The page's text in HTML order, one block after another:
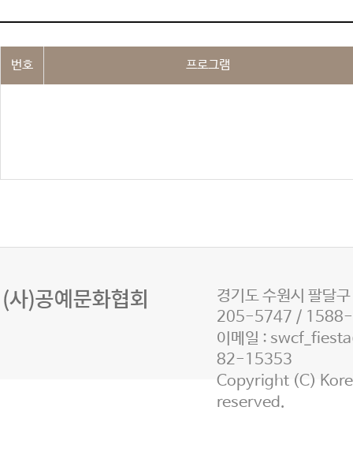
번호 프로그램
경기도 수원시 팔달
205-5747 /
이메일 :
82-15353
Copyright (C)
reserved.